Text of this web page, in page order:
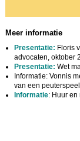
Meer informatie
Presentatie: Floris
advocaten, oktober
Presentatie: Wet
Informatie: Vonnis
van een
Informatie: Huur en